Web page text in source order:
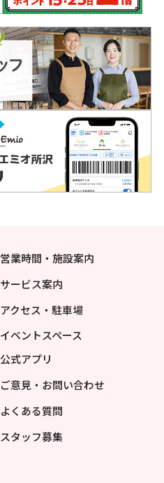
営業時間・施設案内
サービス案内
アクセス・駐車場
イベントスペース
公式アプリ
ご意見・お問い合わせ
よくある質問
スタッフ募集